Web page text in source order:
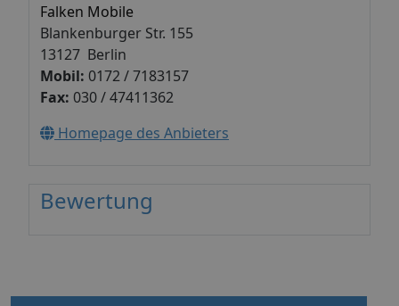
Falken Mobile
Blankenburger Str. 155
13127 Berlin
Mobil: 0172 / 7183157
Fax: 030 / 47411362
Homepage des Anbieters
Bewertung